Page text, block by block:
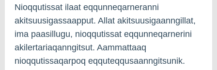
Nioqqutissat ilaat eqqunneqarneranni
akitsuusigassaapput. Allat akitsuusigaanngillat,
ima paasillugu, nioqqutissat eqqunneqarnerini
akilertariaqanngitsut. Aammattaaq
nioqqutissaqarpoq eqquteqqusaanngitsunik.